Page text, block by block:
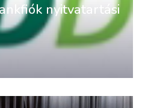
nyitvatartási